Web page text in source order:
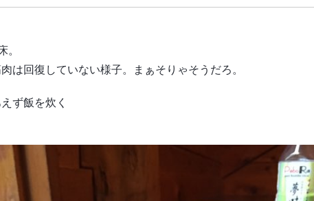
。
は回復していない様子。まぁそりゃそうだろ。
ず飯を炊く